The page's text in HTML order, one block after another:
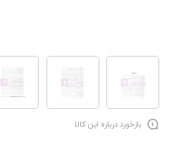
بازخورد درباره این کالا